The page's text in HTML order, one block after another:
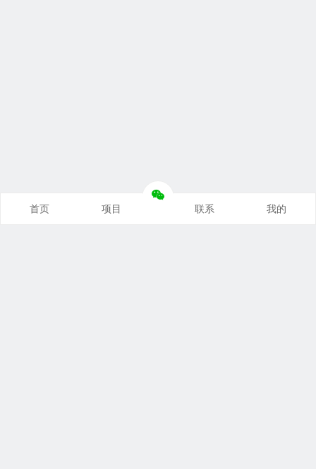
首页 项目 联系 我的